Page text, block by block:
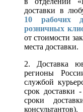
доставки в
10 рабочих
розничных
от стоимости
места доставки.
2. Доставка
регионы
службой
срок доставки -
сроки